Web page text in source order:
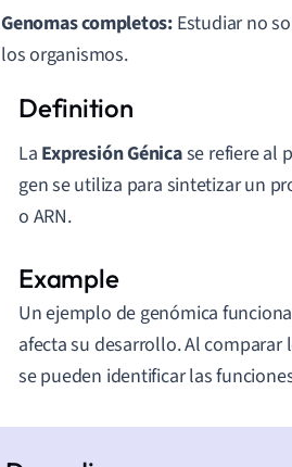
Genomas completos: Estudiar no
los organismos.
La Expresión Génicase refiere al
gen se utiliza para sintetizar un
o ARN.
Un ejemplo de genómica
afecta su desarrollo. Al
se pueden identificar las